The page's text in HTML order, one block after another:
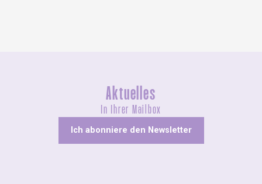
Aktuelles
In Ihrer Mailbox
Ich abonniere den Newsletter